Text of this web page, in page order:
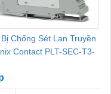
Chống Sét Lan Truyền
Contact PLT-SEC-T3-